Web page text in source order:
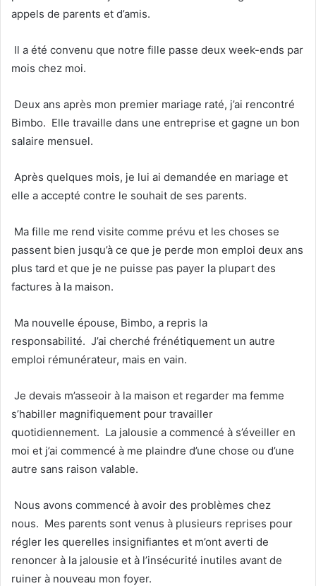
appels de parents et d’amis.
Il a été convenu que notre fille passe deux week-ends par
mois chez moi.
Deux ans après mon premier mariage raté, j’ai rencontré
Bimbo. Elle travaille dans une entreprise et gagne un bon
salaire mensuel.
Après quelques mois, je lui ai demandée en mariage et
elle a accepté contre le souhait de ses parents.
Ma fille me rend visite comme prévu et les choses se
passent bien jusqu’à ce que je perde mon emploi deux ans
plus tard et que je ne puisse pas payer la plupart des
factures à la maison.
Ma nouvelle épouse, Bimbo, a repris la
responsabilité. J’ai cherché frénétiquement un autre
emploi rémunérateur, mais en vain.
Je devais m’asseoir à la maison et regarder ma femme
s’habiller magnifiquement pour travailler
quotidiennement. La jalousie a commencé à s’éveiller en
moi et j’ai commencé à me plaindre d’une chose ou d’une
autre sans raison valable.
Nous avons commencé à avoir des problèmes chez
nous. Mes parents sont venus à plusieurs reprises pour
régler les querelles insignifiantes et m’ont averti de
renoncer à la jalousie et à l’insécurité inutiles avant de
ruiner à nouveau mon foyer.